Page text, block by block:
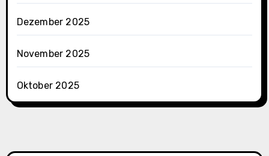
Dezember 2025
November 2025
Oktober 2025